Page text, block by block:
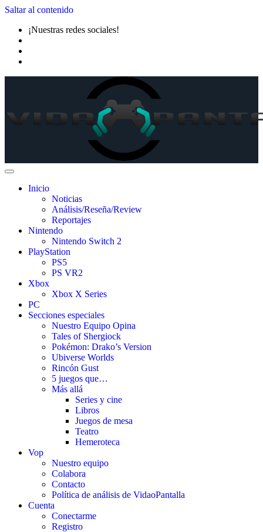
Saltar al contenido
¡Nuestras redes sociales!
Inicio
Noticias
Análisis/Reseña/Review
Reportajes
Nintendo
Nintendo Switch 2
PlayStation
PS5
PS VR2
Xbox
Xbox X Series
PC
Secciones especiales
Nuestro Equipo Opina
Tales of Shergiock
Pokémon: Drako’s Version
Ubiverse Worlds
Rincón Gust
5 juegos que…
Más allá
Series y cine
Libros
Juegos de mesa
Teatro
Hemeroteca
Vop
Nuestro equipo
Colabora
Contacto
Política de análisis de VidaoPantalla
Cuenta
Conectarme
Registro